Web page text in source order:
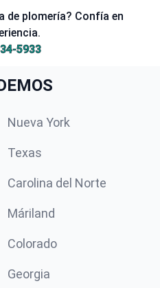
de plomería? Confía en
5933
Nueva York
Texas
Carolina del Norte
Máriland
Colorado
Georgia